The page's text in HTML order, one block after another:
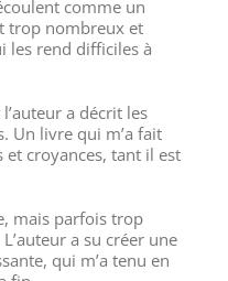
comme un
trop nombreux et
les rend difficiles à
a décrit les
Un livre qui m’a fait
croyances, tant il est
mais parfois trop
a su créer une
qui m’a tenu en